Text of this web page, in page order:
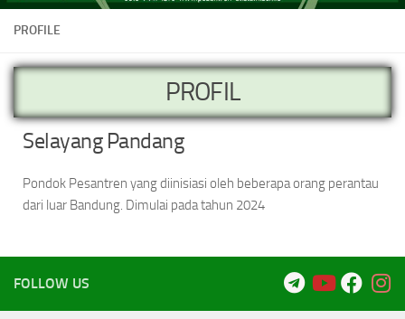
PROFILE
PROFIL
Selayang Pandang
Pondok Pesantren yang diinisiasi oleh beberapa orang perantau
dari luar Bandung. Dimulai pada tahun 2024
FOLLOW US